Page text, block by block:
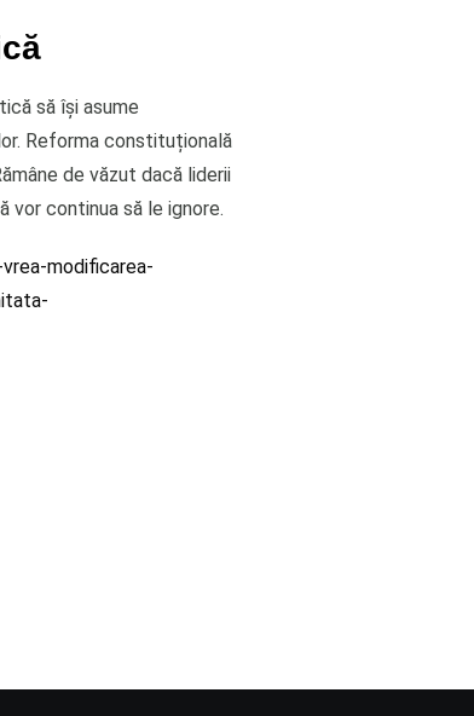
să își asume
Reforma constituțională
de văzut dacă liderii
vor continua să le ignore.
modificarea-